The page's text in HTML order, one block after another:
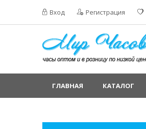
Вход Регистрация
ГЛАВНАЯ КАТАЛОГ